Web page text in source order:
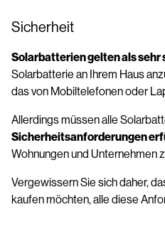
Sicherheit
Solarbatterien gelten als sehr
Solarbatterie an Ihrem Haus
das von Mobiltelefonen oder
Allerdings müssen alle
Sicherheitsanforderungen
Wohnungen und Unternehmen
Vergewissern Sie sich daher,
kaufen möchten, alle diese